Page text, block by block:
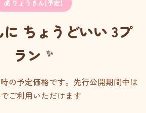
💰 りょうきん(予定)
ちょうどいい 3プ
ラン
の予定価格です。先行公開期間中は
ご利用いただけます